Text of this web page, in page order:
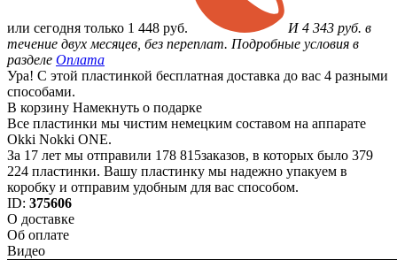
или сегодня только 1 448 руб.
И 4 343 руб. в
течение двух месяцев, без переплат. Подробные условия в
разделе Оплата
Ура! С этой пластинкой бесплатная доставка до вас 4 разными
способами.
В корзину Намекнуть о подарке
Все пластинки мы чистим немецким составом на аппарате
Okki Nokki ONE.
За 17 лет мы отправили 178 815заказов, в которых было 379
224 пластинки. Вашу пластинку мы надежно упакуем в
коробку и отправим удобным для вас способом.
ID: 375606
О доставке
Об оплате
Видео